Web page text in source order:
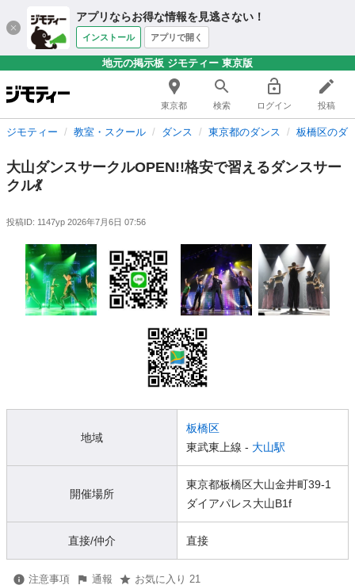
アプリならお得な情報を見逃さない！
インストール アプリで開く
地元の掲示板 ジモティー 東京版
東京都 検索 ログイン 投稿
ジモティー 教室・スクール ダンス 東京都のダンス 板橋区のダ
大山ダンスサークルOPEN!!格安で習えるダンスサー
クル💃
投稿ID: 1147yp 2026年7月6日 07:56
地域
板橋区
東武東上線 - 大山駅
開催場所
東京都板橋区大山金井町39-1
ダイアパレス大山B1f
直接/仲介 直接
注意事項 通報 お気に入り 21